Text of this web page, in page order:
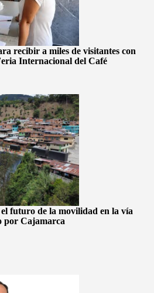
recibir a miles de visitantes con
Internacional del Café
futuro de la movilidad en la vía
por Cajamarca